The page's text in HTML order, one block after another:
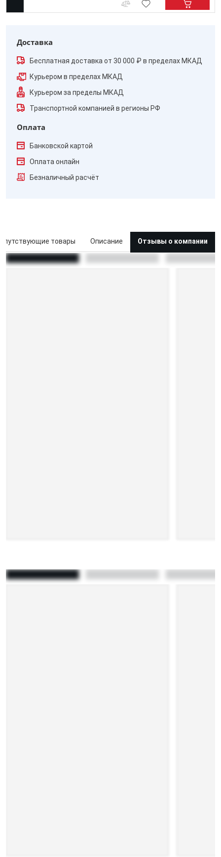
Доставка
Бесплатная доставка от 30 000 ₽ в пределах МКАД
Курьером в пределах МКАД
Курьером за пределы МКАД
Транспортной компанией в регионы РФ
Оплата
Банковской картой
Оплата онлайн
Безналичный расчёт
товары Описание Отзывы о компании